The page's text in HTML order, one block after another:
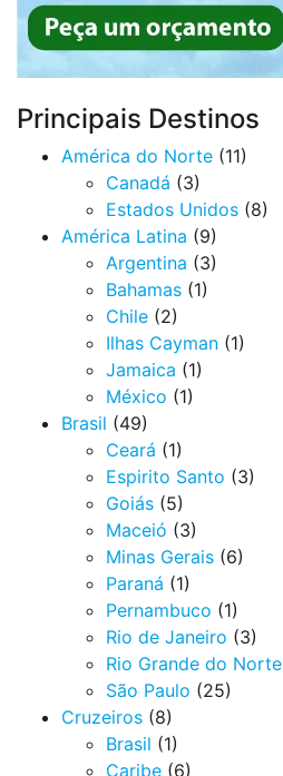
Principais Destinos
América do Norte (11)
Canadá (3)
Estados Unidos (8)
América Latina (9)
Argentina (3)
Bahamas (1)
Chile (2)
Ilhas Cayman (1)
Jamaica (1)
México (1)
Brasil (49)
Ceará (1)
Espirito Santo (3)
Goiás (5)
Maceió (3)
Minas Gerais (6)
Paraná (1)
Pernambuco (1)
Rio de Janeiro (3)
Rio Grande do Norte
São Paulo (25)
Cruzeiros (8)
Brasil (1)
Caribe (6)